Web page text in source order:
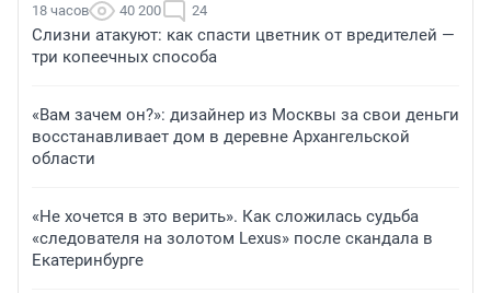
18 часов 40 200 24
Слизни атакуют: как спасти цветник от вредителей —
три копеечных способа
«Вам зачем он?»: дизайнер из Москвы за свои деньги
восстанавливает дом в деревне Архангельской
области
«Не хочется в это верить». Как сложилась судьба
«следователя на золотом Lexus» после скандала в
Екатеринбурге